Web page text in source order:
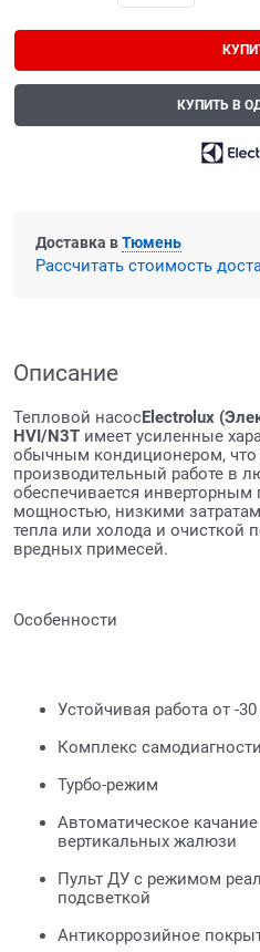
КУПИТЬ В
Доставка вТюмень
Рассчитать стоимость
Описание
Тепловой насосElectrolux
HVI/N3T имеет усиленные
обычным кондиционером, что
производительный работе в
обеспечивается
мощностью, низкими
тепла или холода и очисткой
вредных примесей.
Особенности
Устойчивая работа от -
Комплекс
Турбо-режим
Автоматическое
вертикальных жалюзи
Пульт ДУ с режимом
подсветкой
Антикоррозийное